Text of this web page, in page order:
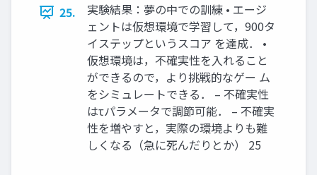
25.
実験結果：夢の中での訓練 • エージ
ェントは仮想環境で学習して，900タ
イステップというスコア を達成． •
仮想環境は，不確実性を入れること
ができるので，より挑戦的なゲー ム
をシミュレートできる． – 不確実性
はτパラメータで調節可能． – 不確実
性を増やすと，実際の環境よりも難
しくなる（急に死んだりとか） 25